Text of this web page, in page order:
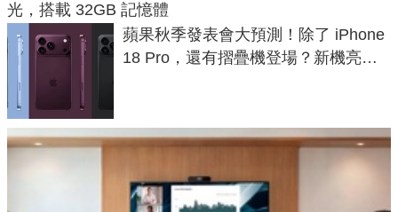
光，搭載 32GB 記憶體
蘋果秋季發表會大預測！除了 iPhone
18 Pro，還有摺疊機登場？新機亮點